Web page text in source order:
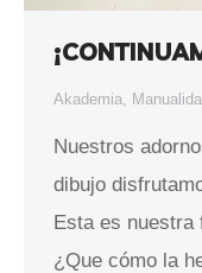
Akademia
Nuestros
dibujo
Esta es nuestra
¿Que cómo la